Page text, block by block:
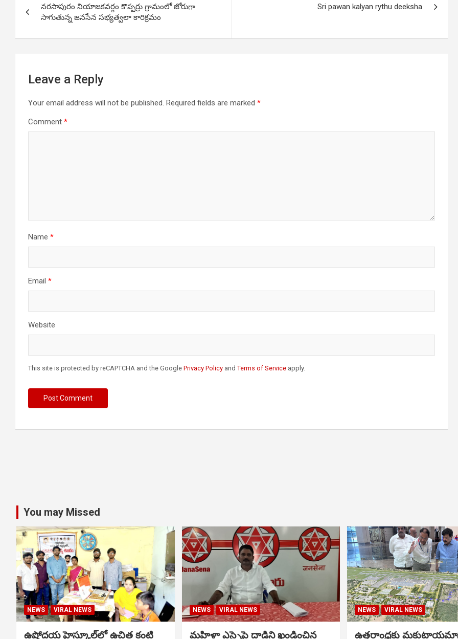
navigation
నరసాపురం నియాజకవర్గం కొప్పర్రు గ్రామంలో జోరుగా
సాగుతున్న జనసేన సభ్యత్వలా కారిక్రమం
Sri pawan kalyan rythu deeksha
Leave a Reply
Your email address will not be published. Required fields are marked *
Comment *
Name *
Email *
Website
This site is protected by reCAPTCHA and the Google Privacy Policy and Terms of Service apply.
You may Missed
NEWS VIRAL NEWS
ఉషోదయ హైస్కూల్‌లో ఉచిత కంటి
NEWS VIRAL NEWS
మహిళా ఎస్సైపై దాడిని ఖండించిన
NEWS VIRAL NEWS
ఉత్తరాంధ్రకు